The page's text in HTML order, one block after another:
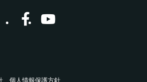
個人情報保護方針